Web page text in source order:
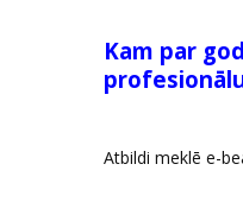
Kam par
Atbildi meklē e-